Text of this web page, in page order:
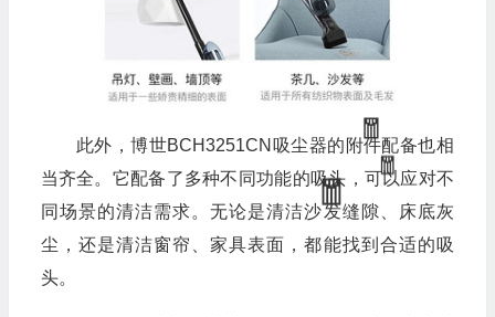
此外，博世BCH3251CN吸尘器的附件配备也相
当齐全。它配备了多种不同功能的吸头，可以应对不
同场景的清洁需求。无论是清洁沙发缝隙、床底灰
尘，还是清洁窗帘、家具表面，都能找到合适的吸
头。